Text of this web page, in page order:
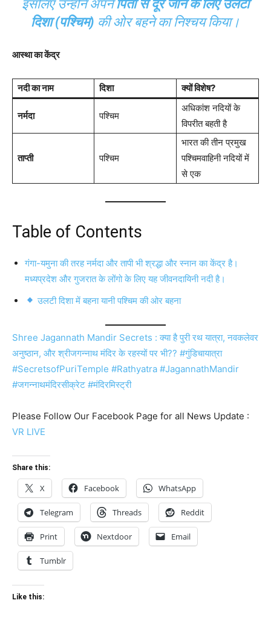
इसलिए उन्होंने अपनेपिता से दूर जाने के लिए उलटी
दिशा (पश्चिम) की ओर बहने का निश्चय किया।
आस्था का केंद्र
नदी का नाम दिशा क्यों विशेष?
नर्मदा पश्चिम
अधिकांश नदियों के
विपरीत बहती है
ताप्ती पश्चिम
भारत की तीन प्रमुख
पश्चिमवाहिनी नदियों में
से एक
Table of Contents
गंगा-यमुना की तरह नर्मदा और तापी भी श्रद्धा और स्नान का केंद्र है।
मध्यप्रदेश और गुजरात के लोंगो के लिए यह जीवनदायिनी नदी है।
उलटी दिशा में बहना यानी पश्चिम की ओर बहना
Shree Jagannath Mandir Secrets : क्या है पुरी रथ यात्रा, नवकलेवर
अनुष्ठान, और श्रीजगन्नाथ मंदिर के रहस्यों पर भी?? #गुंडिचायात्रा
#SecretsofPuriTemple #Rathyatra #JagannathMandir
#जगन्नाथमंदिरसीक्रेट #मंदिरमिस्ट्री
Please Follow Our Facebook Page for all News Update :
VR LIVE
Share this:
X Facebook WhatsApp
Telegram Threads Reddit
Print Nextdoor Email
Tumblr
Like this: